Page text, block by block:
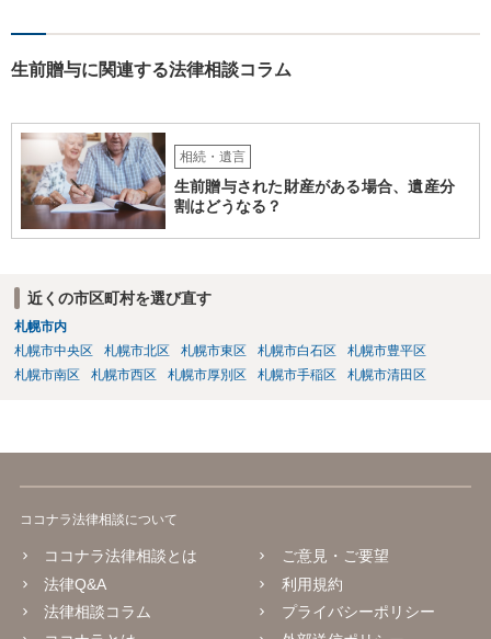
生前贈与に関連する法律相談コラム
相続・遺言
生前贈与された財産がある場合、遺産分
割はどうなる？
近くの市区町村を選び直す
札幌市内
札幌市中央区
札幌市北区 札幌市東区 札幌市白石区
札幌市豊平区
札幌市南区
札幌市西区 札幌市厚別区 札幌市手稲区 札幌市清田区
ココナラ法律相談について
ココナラ法律相談とは
法律Q&A
法律相談コラム
ご意見・ご要望
利用規約
プライバシーポリシー